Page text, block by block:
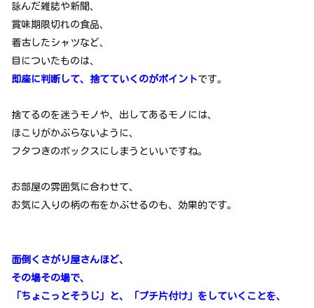
詠んだ雑誌や新聞、
賞味期限切れの食品、
着古したシャツなど、
目についたものは、
即座に判断して、捨てていくのがポイントです。
捨てるのを迷うモノや、出してあるモノには、
ほこりがかぶらないように、
フタつきのボックスにしまうといいですね。
お部屋の雰囲気に合わせて、
お気に入りの柄の布をかぶせるのも、効果的です。
面倒くさがり屋さんほど、
その場その場で、
「ちょこっとそうじ」と、「プチ片付け」をしていくことを、